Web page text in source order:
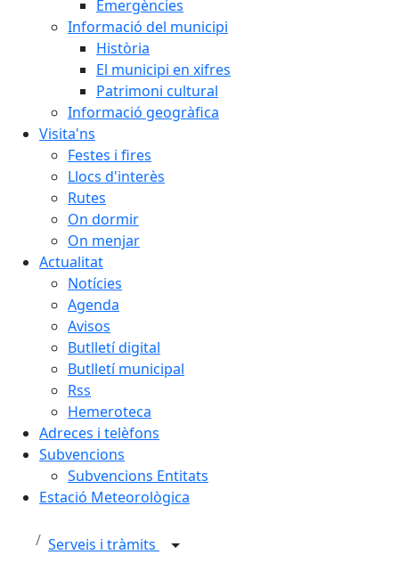
Emergències
Informació del municipi
Història
El municipi en xifres
Patrimoni cultural
Informació geogràfica
Visita'ns
Festes i fires
Llocs d'interès
Rutes
On dormir
On menjar
Actualitat
Notícies
Agenda
Avisos
Butlletí digital
Butlletí municipal
Rss
Hemeroteca
Adreces i telèfons
Subvencions
Subvencions Entitats
Estació Meteorològica
Serveis i tràmits